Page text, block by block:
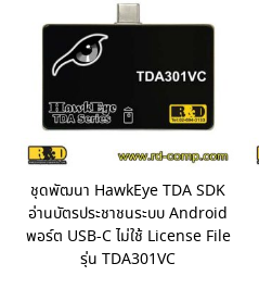
ชุดพัฒนา HawkEye TDA SDK
อ่านบัตรประชาชนระบบ Android
พอร์ต USB-C ไม่ใช้ License File
รุ่น TDA301VC